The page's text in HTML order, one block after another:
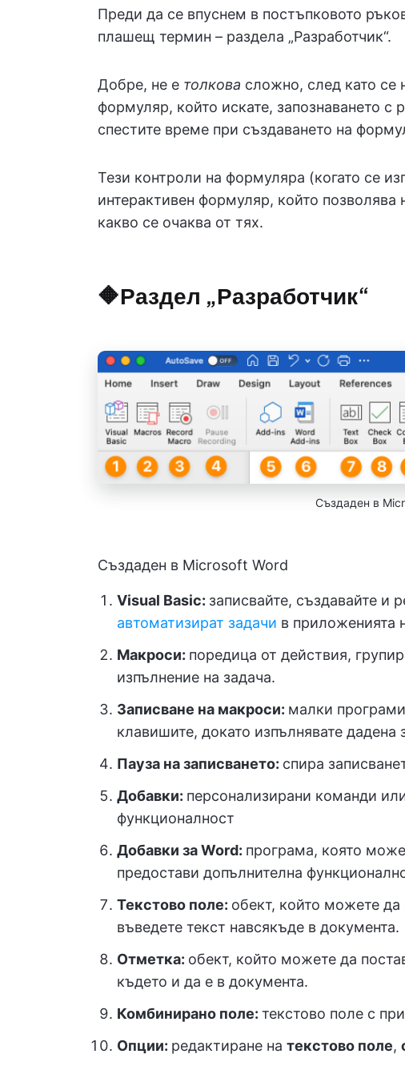
Преди да се впуснем в постъпковото
плашещ термин – раздела „Разработчик“.
Добре, не е толкова сложно, след като се
формуляр, който искате, запознаването с
спестите време при създаването на
Тези контроли на формуляра (когато се
интерактивен формуляр, който позволява
какво се очаква от тях.
🔶Раздел „Разработчик“
Създаден в
Създаден в Microsoft Word
Visual Basic: записвайте, създавайте и
автоматизират задачи в приложенията
Макроси: поредица от действия,
изпълнение на задача.
Записване на макроси: малки
клавишите, докато изпълнявате дадена
Пауза на записването: спира
Добавки: персонализирани команди
функционалност
Добавки за Word: програма, която
предостави допълнителна
Текстово поле: обект, който можете
въведете текст навсякъде в документа.
Отметка: обект, който можете да
където и да е в документа.
Комбинирано поле: текстово поле с
Опции: редактиране на текстово поле,